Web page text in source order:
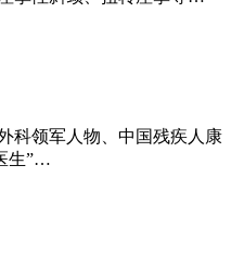
科领军人物、中国残疾人康
生”…